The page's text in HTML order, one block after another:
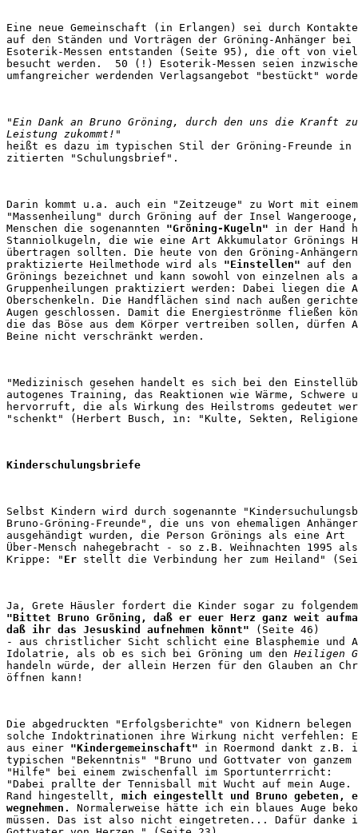
Eine neue Gemeinschaft (in Erlangen) sei durch
auf den Ständen und Vorträgen der Gröning-Anhänger bei
Esoterik-Messen entstanden (Seite 95), die oft von
besucht werden.  50 (!) Esoterik-Messen seien
"Ein Dank an Bruno Gröning, durch den uns die Kranft
Leistung zukommt!"
heißt es dazu im typischen Stil der Gröning-Freunde in
Darin kommt u.a. auch ein "Zeitzeuge" zu Wort mit
"Massenheilung" durch Gröning auf der Insel
Menschen die sogenannten "Gröning-Kugeln" in der
Stanniolkugeln, die wie eine Art Akkumulator
übertragen sollten. Die heute von den Gröning-
praktizierte Heilmethode wird als "Einstellen" auf
Grönings bezeichnet und kann sowohl von einzelnen als
Gruppenheilungen praktiziert werden: Dabei liegen die
Oberschenkeln. Die Handflächen sind nach außen
Augen geschlossen. Damit die Energieströnme fließen
die das Böse aus dem Körper vertreiben sollen, dürfen
"Medizinisch gesehen handelt es sich bei den
autogenes Training, das Reaktionen wie Wärme,
hervorruft, die als Wirkung des Heilstroms gedeutet
Kinderschulungsbriefe
Selbst Kindern wird durch sogenannte
Bruno-Gröning-Freunde", die uns von ehemaligen
ausgehändigt wurden, die Person Grönings als eine Art
Über-Mensch nahegebracht - so z.B. Weihnachten
Krippe: " Er
"Bittet Bruno Gröning, daß er euer Herz ganz weit
daß ihr das Jesuskind aufnehmen könnt" (Seite 46)
- aus christlicher Sicht schlicht eine Blasphemie und
Idolatrie, als ob es sich bei Gröning um den Heiligen
handeln würde, der allein Herzen für den Glauben an
Die abgedruckten "Erfolgsberichte" von Kidnern
solche Indoktrinationen ihre Wirkung nicht verfehlen:
aus einer "Kindergemeinschaft" in Roermond dankt z.B.
typischen "Bekenntnis" "Bruno und Gottvater von
"Hilfe" bei einem zwischenfall im Sportunterrricht:
"Dabei prallte der Tennisball mit Wucht auf mein Auge.
Rand hingestellt, mich eingestellt und Bruno gebeten,
wegnehmen.
Normalerweise hätte ich ein blaues Auge
müssen. Das ist also nicht eingetreten... Dafür danke